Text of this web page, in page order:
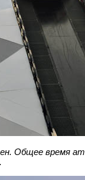
Общее время